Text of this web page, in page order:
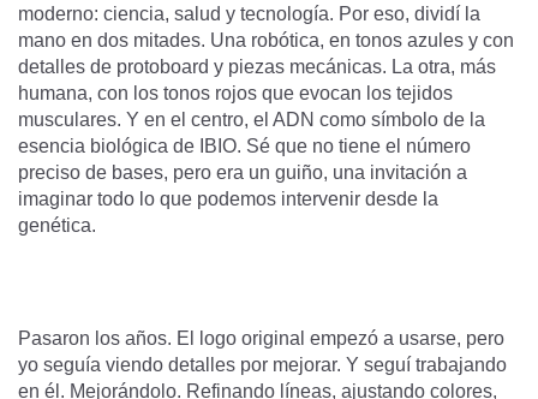
moderno: ciencia, salud y tecnología. Por eso, dividí la
mano en dos mitades. Una robótica, en tonos azules y con
detalles de protoboard y piezas mecánicas. La otra, más
humana, con los tonos rojos que evocan los tejidos
musculares. Y en el centro, el ADN como símbolo de la
esencia biológica de IBIO. Sé que no tiene el número
preciso de bases, pero era un guiño, una invitación a
imaginar todo lo que podemos intervenir desde la
genética.
Pasaron los años. El logo original empezó a usarse, pero
yo seguía viendo detalles por mejorar. Y seguí trabajando
en él. Mejorándolo. Refinando líneas, ajustando colores,